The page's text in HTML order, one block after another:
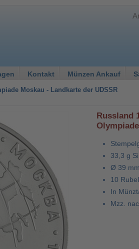
Kontakt Münzen Ankauf
Moskau - Landkarte der UDSSR
Russland
33,3 g
Ø 39 mm
10 Rubel
In
Mzz.